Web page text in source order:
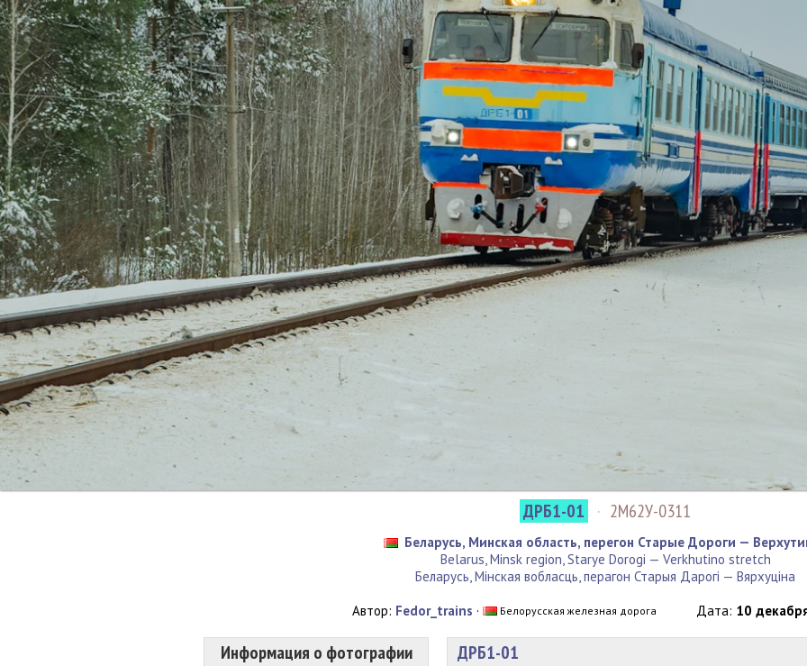
ДРБ1-01 · 2М62У-0311
Беларусь, Минская область, перегон Старые Дороги —
Belarus, Minsk region, Starye Dorogi — Verkhutino stretch
Беларусь, Мінская вобласць, перагон Старыя Дарогі — Вярхуціна
Автор: Fedor_trains · Белорусская железная дорога Дата: 10
Информация о фотографии ДРБ1-01